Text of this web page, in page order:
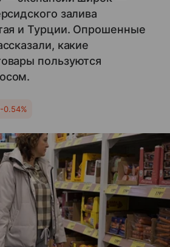
залива
и Турции. Опрошенные
какие
пользуются
-0.54%